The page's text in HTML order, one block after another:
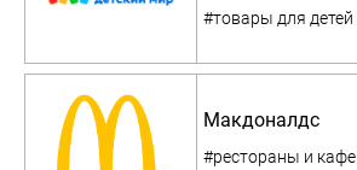
#товары для детей
Макдоналдс
#рестораны и кафе